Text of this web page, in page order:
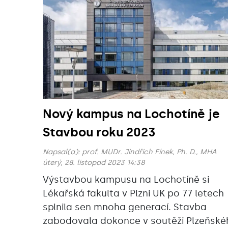
Nový kampus na Lochotíně je
Stavbou roku 2023
Napsal(a): prof. MUDr. Jindřich Fínek, Ph. D., MHA
úterý, 28. listopad 2023 14:38
Výstavbou kampusu na Lochotíně si
Lékařská fakulta v Plzni UK po 77 letech
splnila sen mnoha generací. Stavba
zabodovala dokonce v soutěži